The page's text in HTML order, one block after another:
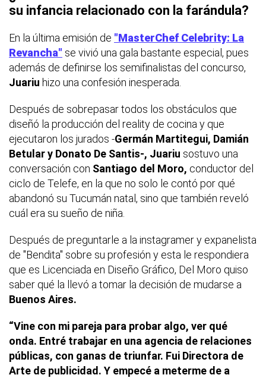
su infancia relacionado con la farándula?
En la última emisión de "MasterChef Celebrity: La
Revancha" se vivió una gala bastante especial, pues
además de definirse los semifinalistas del concurso,
Juariu hizo una confesión inesperada.
Después de sobrepasar todos los obstáculos que
diseñó la producción del reality de cocina y que
ejecutaron los jurados -Germán Martitegui, Damián
Betular y Donato De Santis-, Juariu sostuvo una
conversación con Santiago del Moro, conductor del
ciclo de Telefe, en la que no solo le contó por qué
abandonó su Tucumán natal, sino que también reveló
cuál era su sueño de niña.
Después de preguntarle a la instagramer y expanelista
de "Bendita" sobre su profesión y esta le respondiera
que es Licenciada en Diseño Gráfico, Del Moro quiso
saber qué la llevó a tomar la decisión de mudarse a
Buenos Aires.
“Vine con mi pareja para probar algo, ver qué
onda. Entré trabajar en una agencia de relaciones
públicas, con ganas de triunfar. Fui Directora de
Arte de publicidad. Y empecé a meterme de a